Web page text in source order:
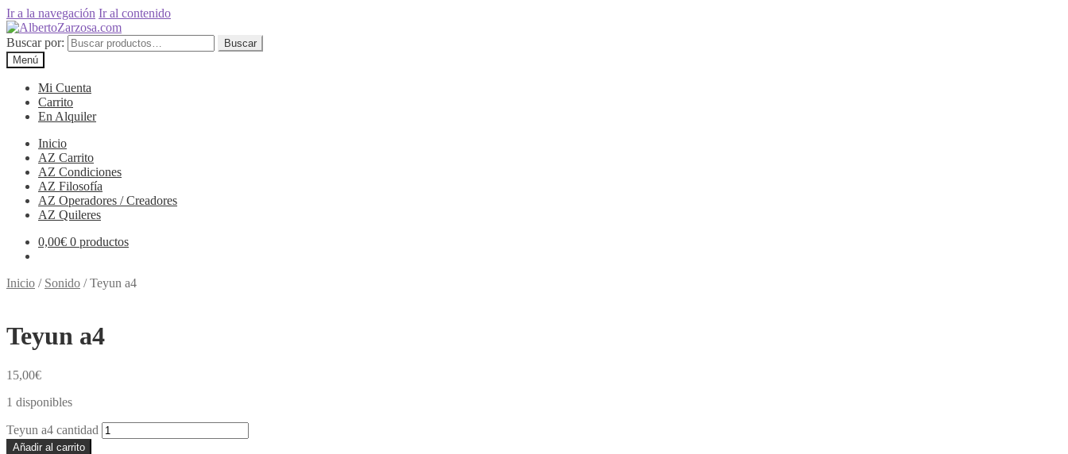
Ir a la navegación Ir al contenido
Buscar por:
Buscar
Menú
Mi Cuenta
Carrito
En Alquiler
Inicio
AZ Carrito
AZ Condiciones
AZ Filosofía
AZ Operadores / Creadores
AZ Quileres
0,00€ 0 productos
Inicio / Sonido /Teyun a4
Teyun a4
15,00€
1 disponibles
Teyun a4 cantidad
Añadir al carrito